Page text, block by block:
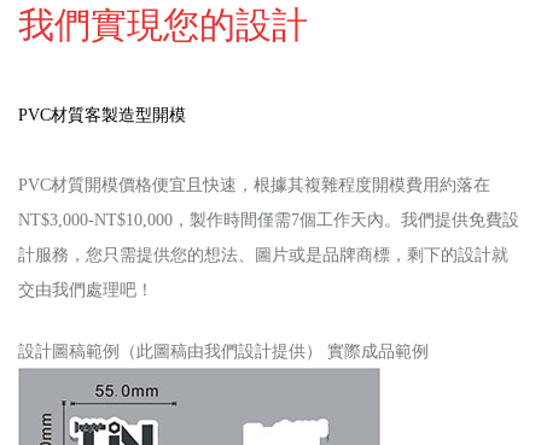
我們實現您的設計
PVC材質客製造型開模
PVC材質開模價格便宜且快速，根據其複雜程度開模費用約落在
NT$3,000-NT$10,000，製作時間僅需7個工作天內。我們提供免費設
計服務，您只需提供您的想法、圖片或是品牌商標，剩下的設計就
交由我們處理吧！
設計圖稿範例（此圖稿由我們設計提供） 實際成品範例